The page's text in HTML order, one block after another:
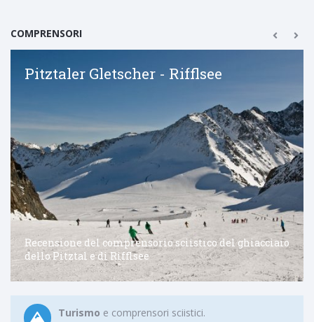
COMPRENSORI
Pitztaler Gletscher - Rifflsee
Recensione del comprensorio sciistico del ghiacciaio
dello Pitztal e di Rifflsee
Turismo e comprensori sciistici.